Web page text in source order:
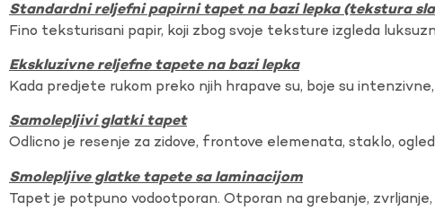
Standardni reljefni papirni tapet na bazi lepka (tekstura
Fino teksturisani papir, koji zbog svoje teksture izgleda
Ekskluzivne reljefne tapete na bazi lepka
Kada predjete rukom preko njih hrapave su, boje su
Samolepljivi glatki tapet
Odlicno je resenje za zidove, frontove elemenata, staklo,
Smolepljive glatke tapete sa laminacijom
Tapet je potpuno vodootporan. Otporan na grebanje, zvrljanje,